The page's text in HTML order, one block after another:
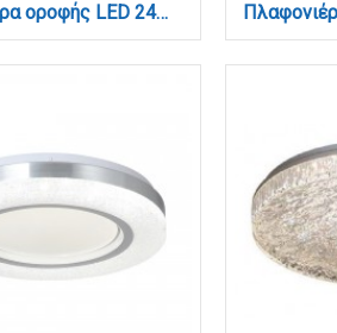
Πλαφονιέρα οροφής LED 24W 4000K από λευκό ακρυλικό D:34cm (42163-Γ-Λευκό)